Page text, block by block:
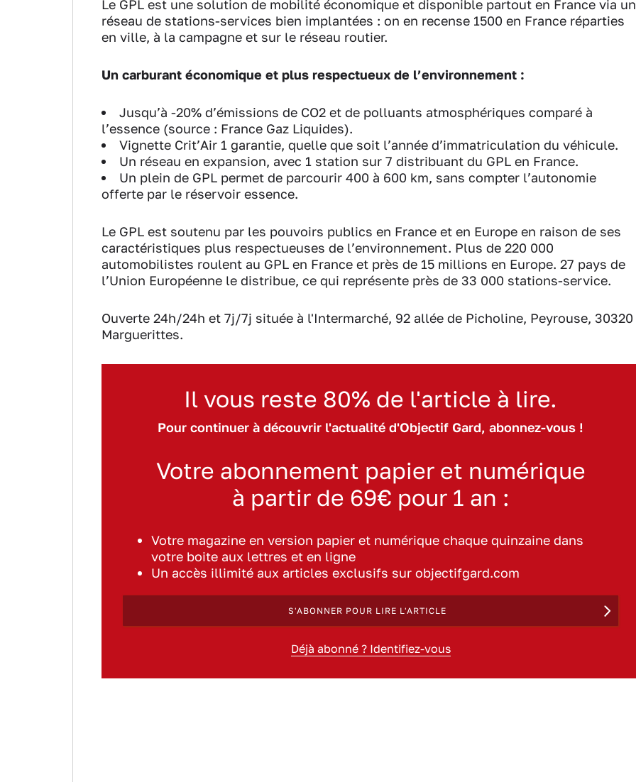
Le GPL est une solution de mobilité économique et disponible partout en France via un
réseau de stations-services bien implantées : on en recense 1500 en France réparties
en ville, à la campagne et sur le réseau routier.
Un carburant économique et plus respectueux de l’environnement :
Jusqu’à -20% d’émissions de CO2 et de polluants atmosphériques comparé à
l’essence (source : France Gaz Liquides).
Vignette Crit’Air 1 garantie, quelle que soit l’année d’immatriculation du véhicule.
Un réseau en expansion, avec 1 station sur 7 distribuant du GPL en France.
Un plein de GPL permet de parcourir 400 à 600 km, sans compter l’autonomie
offerte par le réservoir essence.
Le GPL est soutenu par les pouvoirs publics en France et en Europe en raison de ses
caractéristiques plus respectueuses de l’environnement. Plus de 220 000
automobilistes roulent au GPL en France et près de 15 millions en Europe. 27 pays de
l’Union Européenne le distribue, ce qui représente près de 33 000 stations-service.
Ouverte 24h/24h et 7j/7j située à l'Intermarché, 92 allée de Picholine, Peyrouse, 30320
Marguerittes.
Il vous reste 80% de l'article à lire.
Pour continuer à découvrir l'actualité d'Objectif Gard, abonnez-vous !
Votre abonnement papier et numérique
à partir de 69€ pour 1 an :
Votre magazine en version papier et numérique chaque quinzaine dans
votre boite aux lettres et en ligne
Un accès illimité aux articles exclusifs sur objectifgard.com
S'ABONNER POUR LIRE L'ARTICLE
Déjà abonné ? Identifiez-vous